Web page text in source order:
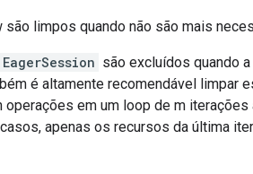
limpos quando não são mais
EagerSession são excluídos quando
é altamente recomendável limpar
em um loop de m iterações
apenas os recursos da última